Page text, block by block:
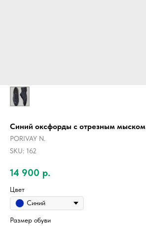
Синий оксфорды с отрезным мыском
PORIVAY N.
SKU: 162
14 900 р.
Цвет
Синий
Размер обуви